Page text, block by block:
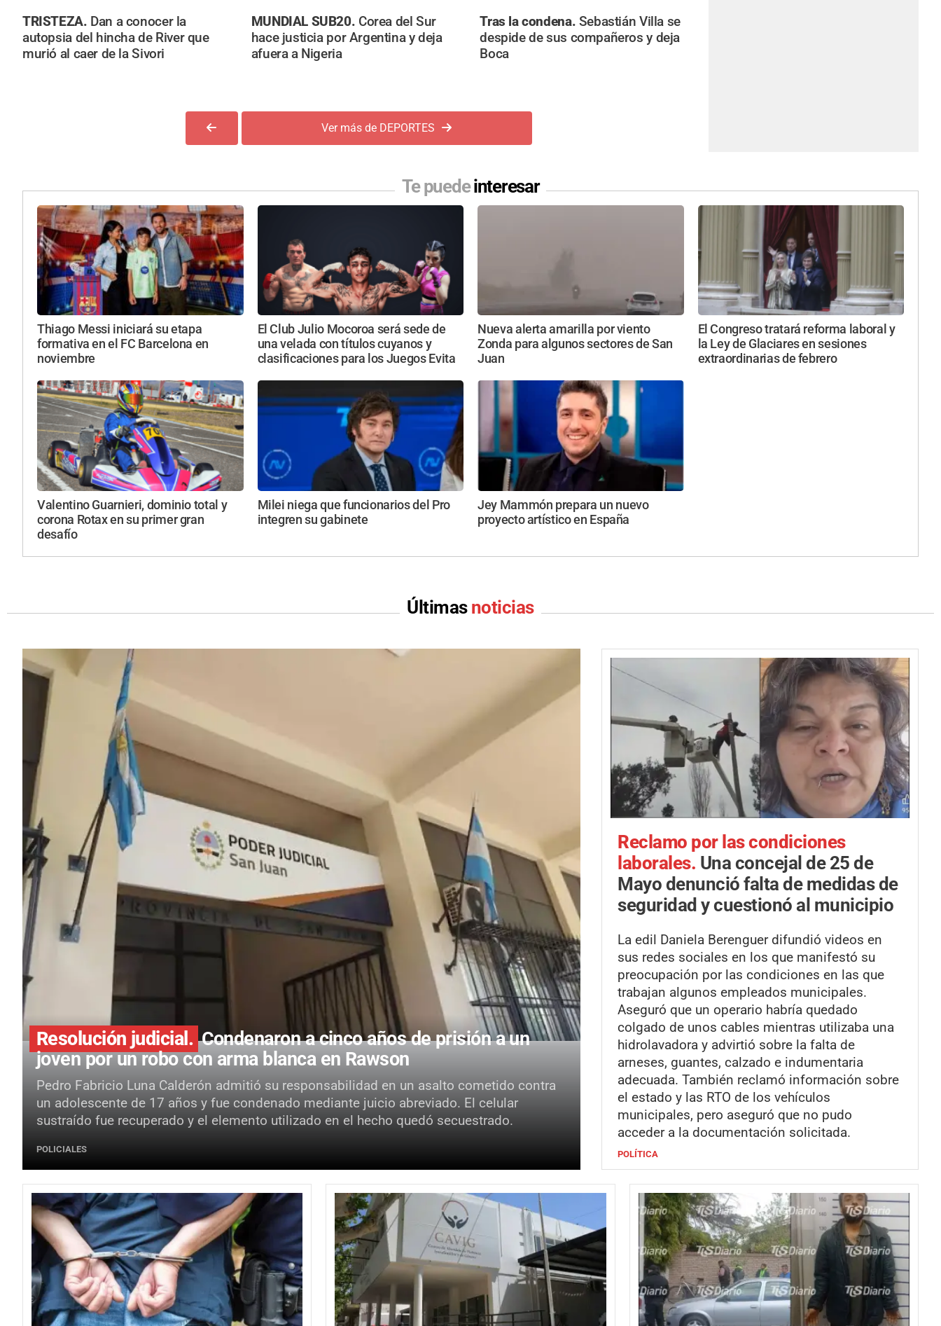
TRISTEZA. Dan a conocer la
autopsia del hincha de River que
murió al caer de la Sivori
MUNDIAL SUB20. Corea del Sur
hace justicia por Argentina y deja
afuera a Nigeria
Tras la condena. Sebastián Villa se
despide de sus compañeros y deja
Boca
Ver más de DEPORTES
Te puedeinteresar
Thiago Messi iniciará su etapa
formativa en el FC Barcelona en
noviembre
El Club Julio Mocoroa será sede de
una velada con títulos cuyanos y
clasificaciones para los Juegos Evita
Nueva alerta amarilla por viento
Zonda para algunos sectores de San
Juan
El Congreso tratará reforma laboral y
la Ley de Glaciares en sesiones
extraordinarias de febrero
Valentino Guarnieri, dominio total y
corona Rotax en su primer gran
desafío
Milei niega que funcionarios del Pro
integren su gabinete
Jey Mammón prepara un nuevo
proyecto artístico en España
Últimas noticias
Resolución judicial. Condenaron a cinco años de prisión a un
joven por un robo con arma blanca en Rawson
Pedro Fabricio Luna Calderón admitió su responsabilidad en un asalto cometido contra
un adolescente de 17 años y fue condenado mediante juicio abreviado. El celular
sustraído fue recuperado y el elemento utilizado en el hecho quedó secuestrado.
POLICIALES
Reclamo por las condiciones
laborales. Una concejal de 25 de
Mayo denunció falta de medidas de
seguridad y cuestionó al municipio
La edil Daniela Berenguer difundió videos en
sus redes sociales en los que manifestó su
preocupación por las condiciones en las que
trabajan algunos empleados municipales.
Aseguró que un operario habría quedado
colgado de unos cables mientras utilizaba una
hidrolavadora y advirtió sobre la falta de
arneses, guantes, calzado e indumentaria
adecuada. También reclamó información sobre
el estado y las RTO de los vehículos
municipales, pero aseguró que no pudo
acceder a la documentación solicitada.
POLÍTICA